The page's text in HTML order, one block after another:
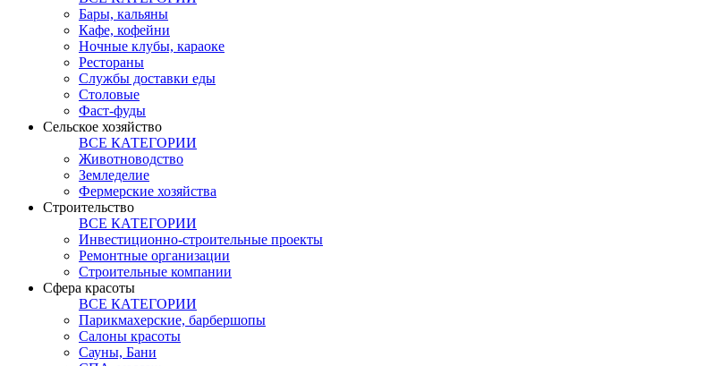
Бары, кальяны
Кафе, кофейни
Ночные клубы, караоке
Рестораны
Службы доставки еды
Столовые
Фаст-фуды
Сельское хозяйство
ВСЕ КАТЕГОРИИ
Животноводство
Земледелие
Фермерские хозяйства
Строительство
ВСЕ КАТЕГОРИИ
Инвестиционно-строительные проекты
Ремонтные организации
Строительные компании
Сфера красоты
ВСЕ КАТЕГОРИИ
Парикмахерские, барбершопы
Салоны красоты
Сауны, Бани